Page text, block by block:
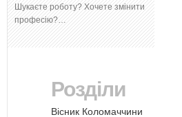
Шукаєте роботу? Хочете змінити
професію?…
Розділи
Вісник Коломаччини